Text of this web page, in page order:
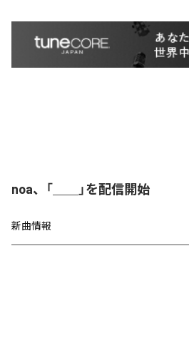
noa、「＿＿」を配信開始
新曲情報